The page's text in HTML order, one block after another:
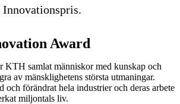
Award
KTH samlat människor med kunskap och
av mänsklighetens största utmaningar.
och förändrat hela industrier och deras arbete
miljontals liv.